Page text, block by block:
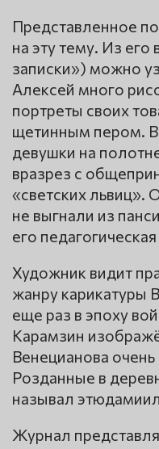
Представленное
на эту тему. Из
записки») можно
Алексей много
портреты своих
щетинным пером. В
девушки на
вразрез с
«светских львиц».
не выгнали из
его
Художник видит
жанру карикатуры
еще раз в эпоху
Карамзин
Венецианова
Розданные в
называл
Журнал